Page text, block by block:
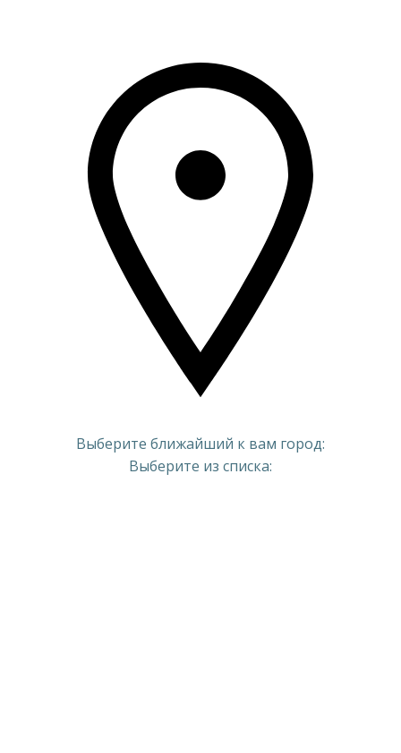
Выберите ближайший к вам город:
Выберите из списка: